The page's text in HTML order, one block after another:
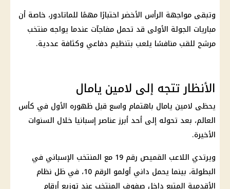
وتبقى مواجهة الرأس الأخضر اختبارًا مهمًا للماتادور، خاصة أن
مباريات الجولة الأولى قد تحمل مفاجآت عندما يواجه منتخب
مرشح للقب منافسًا يلعب بتنظيم دفاعي وكثافة عددية.
الأنظار تتجه إلى لامين يامال
يحظى لامين يامال باهتمام واسع قبل ظهوره الأول في كأس
العالم، بعد تحوله إلى أحد أبرز عناصر إسبانيا خلال السنوات
الأخيرة.
ويرتدي اللاعب القميص رقم 19 مع المنتخب الإسباني في
البطولة، بينما يحمل داني أولمو الرقم 10، في ظل نظام
الأقدمية المتبع داخل صفوف المنتخب عند توزيع أرقام